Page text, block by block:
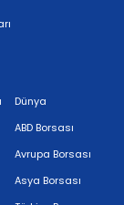
Dünya
ABD Borsası
Avrupa Borsası
Asya Borsası